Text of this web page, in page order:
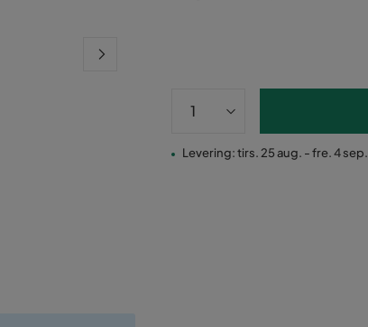
Levering: tirs. 25 aug. - fre. 4 sep.